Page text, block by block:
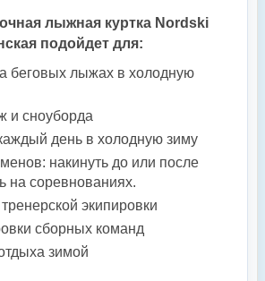
лыжная куртка Nordski
подойдет для:
беговых лыжах в холодную
и сноуборда
день в холодную зиму
накинуть до или после
на соревнованиях.
экипировки
сборных команд
зимой